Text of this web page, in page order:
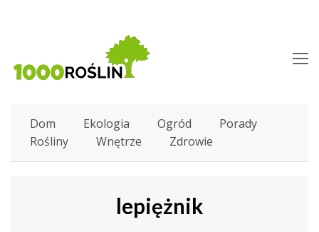
Dom Ekologia Ogród
Porady
Rośliny
Wnętrze Zdrowie
lepiężnik